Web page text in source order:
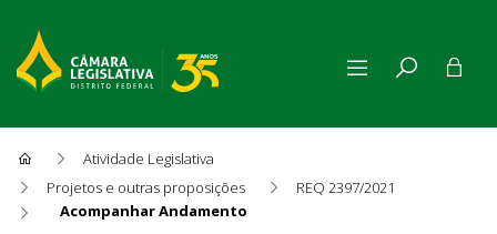
Atividade Legislativa
Projetos e outras proposições
REQ 2397/2021
Acompanhar Andamento